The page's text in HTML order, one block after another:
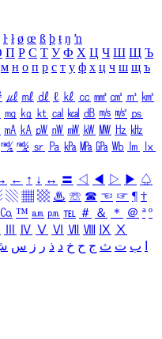
ŀ ł ø œ ß þ ŧ ŋ ŉ
П Р С Т У Ф Х Ц Ч Ш Щ Ъ
м н о п р с т у ф х ц ч ш щ ъ
㎕ ㎖ ㎗ ℓ ㎘ ㏄ ㎣ ㎤ ㎥ ㎦
㎎ ㎏ ㏏ ㎈ ㎉ ㏈ ㎧ ㎨ ㎰
㎃ ㎄ ㎺ ㎻ ㎽ ㎾ ㎿ ㎐ ㎑
㎮ ㎯ ㏛ ㎩ ㎪ ㎫ ㎬ ㏝ ㏐
㏓
← ↑ ↓ ↔ 〓 ◁ ◀ ▷ ▶ ♤
▧ ▦ ▩ ♨ ☏ ☎ ☜ ☞ ¶ †
㏇ ™ ㏂ ㏘ ℡ ＃ ＆ ＊ ＠ ª º
Ⅳ Ⅴ Ⅵ Ⅶ Ⅷ Ⅸ Ⅹ
ب ت ث ج ح خ د ذ ر ز س